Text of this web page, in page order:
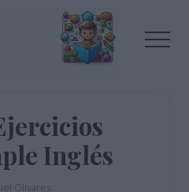
Inglés
Olivares